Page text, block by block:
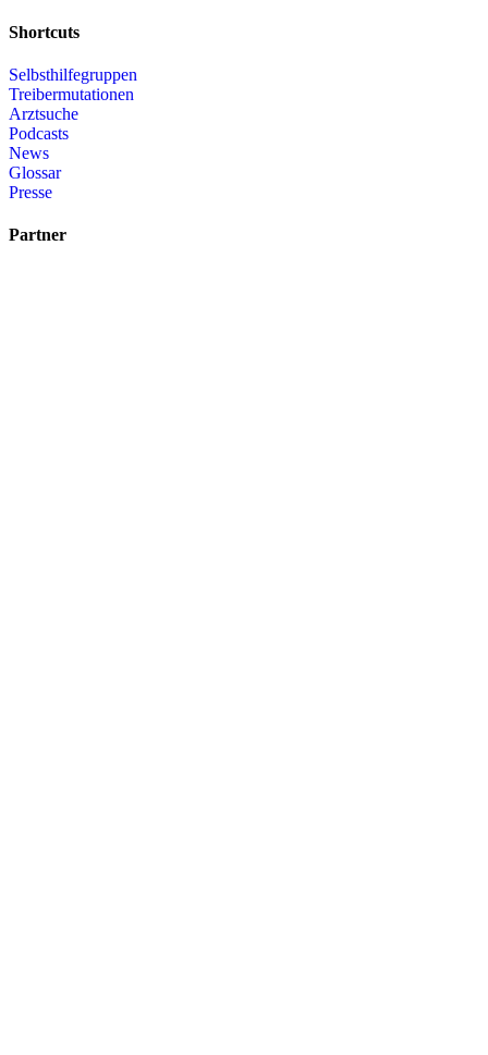
Shortcuts
Selbsthilfegruppen
Treibermutationen
Arztsuche
Podcasts
News
Glossar
Presse
Partner